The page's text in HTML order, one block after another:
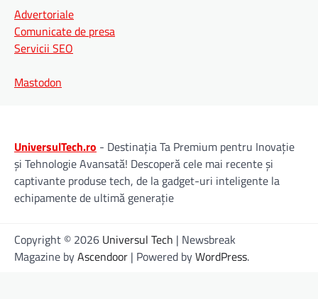
Advertoriale
Comunicate de presa
Servicii SEO
Mastodon
UniversulTech.ro - Destinația Ta Premium pentru Inovație
și Tehnologie Avansată! Descoperă cele mai recente și
captivante produse tech, de la gadget-uri inteligente la
echipamente de ultimă generație
Copyright © 2026 Universul Tech | Newsbreak
Magazine byAscendoor | Powered byWordPress.